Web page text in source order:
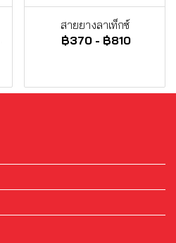
สายยางลาเท็กซ์
฿370 - ฿810